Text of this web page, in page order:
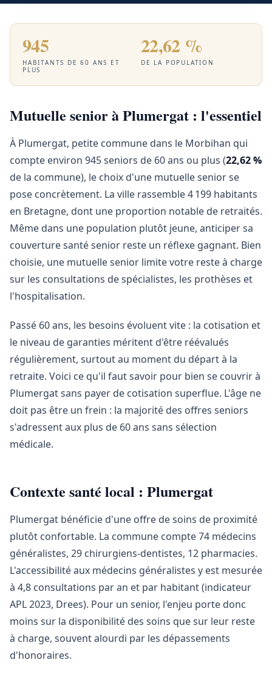
945
HABITANTS DE 60 ANS ET
PLUS
22,62 %
DE LA POPULATION
Mutuelle senior à Plumergat : l'essentiel
À Plumergat, petite commune dans le Morbihan qui
compte environ 945 seniors de 60 ans ou plus (22,62 %
de la commune), le choix d'une mutuelle senior se
pose concrètement. La ville rassemble 4 199 habitants
en Bretagne, dont une proportion notable de retraités.
Même dans une population plutôt jeune, anticiper sa
couverture santé senior reste un réflexe gagnant. Bien
choisie, une mutuelle senior limite votre reste à charge
sur les consultations de spécialistes, les prothèses et
l'hospitalisation.
Passé 60 ans, les besoins évoluent vite : la cotisation et
le niveau de garanties méritent d'être réévalués
régulièrement, surtout au moment du départ à la
retraite. Voici ce qu'il faut savoir pour bien se couvrir à
Plumergat sans payer de cotisation superflue. L'âge ne
doit pas être un frein : la majorité des offres seniors
s'adressent aux plus de 60 ans sans sélection
médicale.
Contexte santé local : Plumergat
Plumergat bénéficie d'une offre de soins de proximité
plutôt confortable. La commune compte 74 médecins
généralistes, 29 chirurgiens-dentistes, 12 pharmacies.
L'accessibilité aux médecins généralistes y est mesurée
à 4,8 consultations par an et par habitant (indicateur
APL 2023, Drees). Pour un senior, l'enjeu porte donc
moins sur la disponibilité des soins que sur leur reste
à charge, souvent alourdi par les dépassements
d'honoraires.